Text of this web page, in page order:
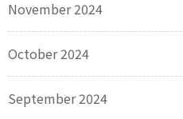
November 2024
October 2024
September 2024